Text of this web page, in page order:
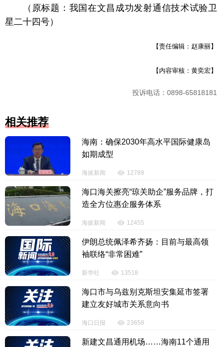
（原标题：我国在文昌成功发射通信技术试验卫
星二十四号）
【责任编辑：赵康丽】
【内容审核：黄奕宏】
投诉电话：0898-65818181
相关推荐
海南：确保2030年高水平国际健康岛
如期成型
海拔新闻 12789
海口海关擦亮“琼关助企”服务品牌，打
造全方位惠企服务体系
海拔新闻 12455
伊朗总统佩泽希齐扬：目前与最高领
袖联络“非常困难”
新华社 13518
海口市与乌兹别克斯坦安集延市签署
建立友好城市关系意向书
海口日报 23658
新建文昌通用机场……海南11个通用